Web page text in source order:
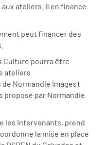
ateliers. Il en finance
peut financer des
Culture pourra être
ateliers
Normandie Images).
proposé par Normandie
les intervenants, prend
la mise en place